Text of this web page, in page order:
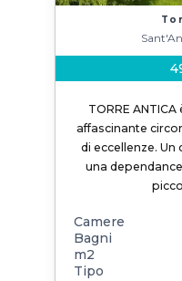
TORRE
affascinante
di eccellenze.
una
Camere
Bagni
m2
Tipo